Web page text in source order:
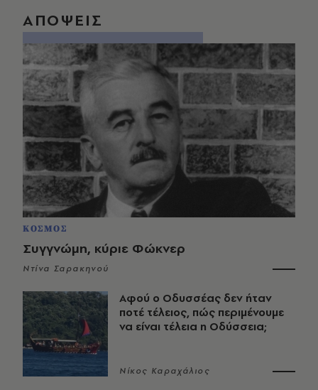
ΑΠΟΨΕΙΣ
ΚΟΣΜΟΣ
Συγγνώμη, κύριε Φώκνερ
Ντίνα Σαρακηνού
Αφού ο Οδυσσέας δεν ήταν
ποτέ τέλειος, πώς περιμένουμε
να είναι τέλεια η Οδύσσεια;
Νίκος Καραχάλιος